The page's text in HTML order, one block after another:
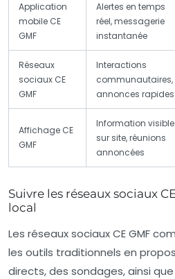
Application
mobile CE
GMF
Alertes en temps
réel, messagerie
instantanée
Réseaux
sociaux CE
GMF
Interactions
communautaires,
annonces rapides
Affichage CE
GMF
Information visible
sur site, réunions
annoncées
Suivre les réseaux sociaux
local
Les réseaux sociaux CE GMF
les outils traditionnels en
directs, des sondages, ainsi